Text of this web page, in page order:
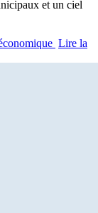
Lire la